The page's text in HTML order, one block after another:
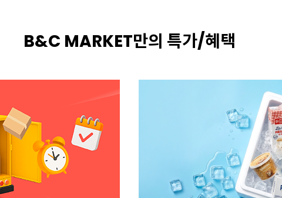
B&C MARKET만의 특가/혜택